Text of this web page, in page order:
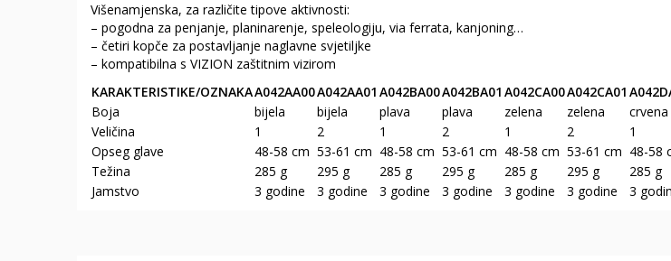
Višenamjenska, za različite tipove aktivnosti:
– pogodna za penjanje, planinarenje, speleologiju, via ferrata, kanjoning…
– četiri kopče za postavljanje naglavne svjetiljke
– kompatibilna s VIZION zaštitnim vizirom
KARAKTERISTIKE/OZNAKAA042AA00A042AA01 A042BA00A042BA01 A042CA00A042CA01
Boja
bijela bijela plava plava zelena zelena crvena
Veličina
1 2 1 2 1 2 1
Opseg glave
48-58 cm 53-61 cm 48-58 cm 53-61 cm 48-58 cm 53-61 cm 48-58
Težina
285 g 295 g 285 g 295 g 285 g 295 g 285 g
Jamstvo
3 godine 3 godine 3 godine 3 godine 3 godine 3 godine 3